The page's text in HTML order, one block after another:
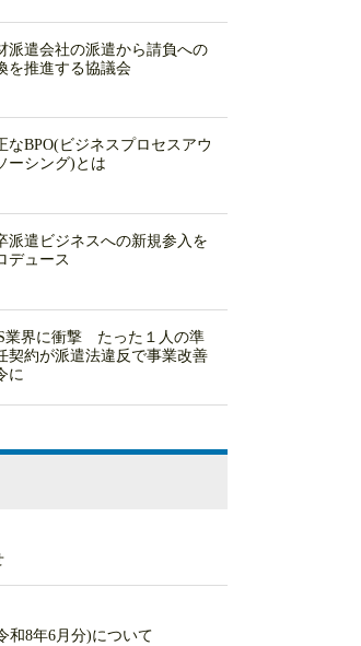
派遣会社の派遣から請負への
を推進する協議会
なBPO(ビジネスプロセスアウ
ーシング)とは
派遣ビジネスへの新規参入を
デュース
業界に衝撃 たった１人の準
契約が派遣法違反で事業改善
に
和8年6月分)について